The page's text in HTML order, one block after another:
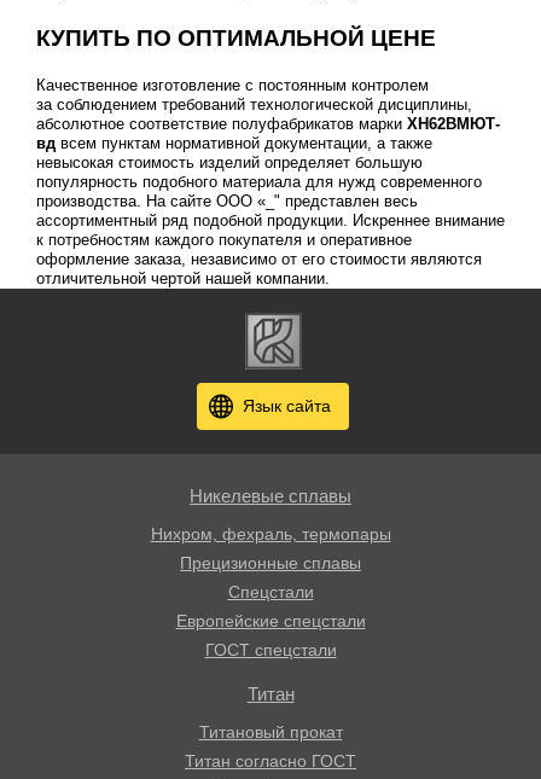
КУПИТЬ ПО ОПТИМАЛЬНОЙ ЦЕНЕ
Качественное изготовление с постоянным контролем
за соблюдением требований технологической дисциплины,
абсолютное соответствие полуфабрикатов марки ХН62ВМЮТ-
вдвсем пунктам нормативной документации, а также
невысокая стоимость изделий определяет большую
популярность подобного материала для нужд современного
производства. На сайте ООО «_" представлен весь
ассортиментный ряд подобной продукции. Искреннее внимание
к потребностям каждого покупателя и оперативное
оформление заказа, независимо от его стоимости являются
отличительной чертой нашей компании.
Язык сайта
Никелевые сплавы
Нихром, фехраль, термопары
Прецизионные сплавы
Спецстали
Европейские спецстали
ГОСТ спецстали
Титан
Титановый прокат
Титан согласно ГОСТ